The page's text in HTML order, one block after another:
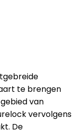
te brengen
van
vervolgens
De